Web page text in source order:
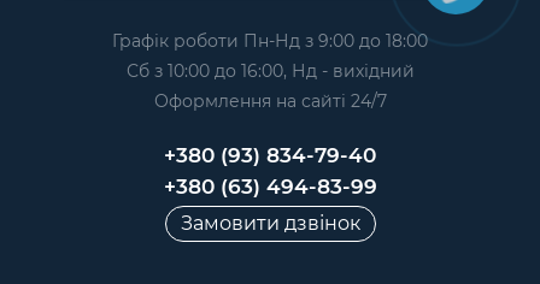
Графік роботи Пн-Нд з 9:00 до 18:00
Сб з 10:00 до 16:00, Нд - вихідний
Оформлення на сайтi 24/7
+380 (93) 834-79-40
+380 (63) 494-83-99
Замовити дзвінок